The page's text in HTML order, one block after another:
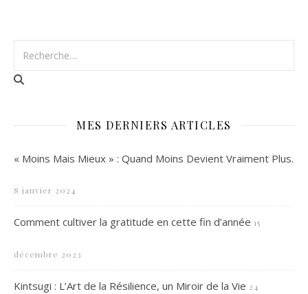
MES DERNIERS ARTICLES
« Moins Mais Mieux » : Quand Moins Devient Vraiment Plus.
8 janvier 2024
Comment cultiver la gratitude en cette fin d’année 15
décembre 2023
Kintsugi : L’Art de la Résilience, un Miroir de la Vie 24